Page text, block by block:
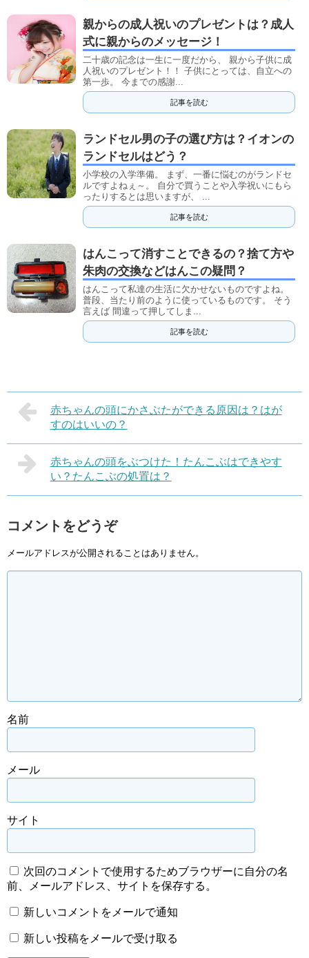
親からの成人祝いのプレゼントは？成人
式に親からのメッセージ！
二十歳の記念は一生に一度だから、 親から子供に成
人祝いのプレゼント！！ 子供にとっては、自立への
第一歩。 今までの感謝...
記事を読む
ランドセル男の子の選び方は？イオンの
ランドセルはどう？
小学校の入学準備。 まず、一番に悩むのがランドセ
ルですよねぇ～。 自分で買うことや入学祝いにもら
ったりするとは思いますが、 ...
記事を読む
はんこって消すことできるの？捨て方や
朱肉の交換などはんこの疑問？
はんこって私達の生活に欠かせないものですよね。
普段、当たり前のように使っているものです。 そう
言えば 間違って押してしま...
記事を読む
赤ちゃんの頭にかさぶたができる原因は？はが
すのはいいの？
赤ちゃんの頭をぶつけた！たんこぶはできやす
い？たんこぶの処置は？
コメントをどうぞ
メールアドレスが公開されることはありません。
名前
メール
サイト
次回のコメントで使用するためブラウザーに自分の名
前、メールアドレス、サイトを保存する。
新しいコメントをメールで通知
新しい投稿をメールで受け取る